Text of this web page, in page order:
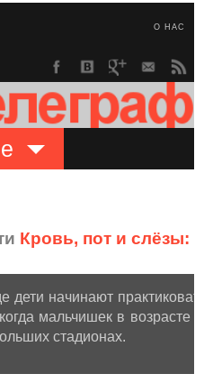
О НАС
Кровь, пот и слёзы:
дети начинают
мальчишек в возрасте
стадионах.